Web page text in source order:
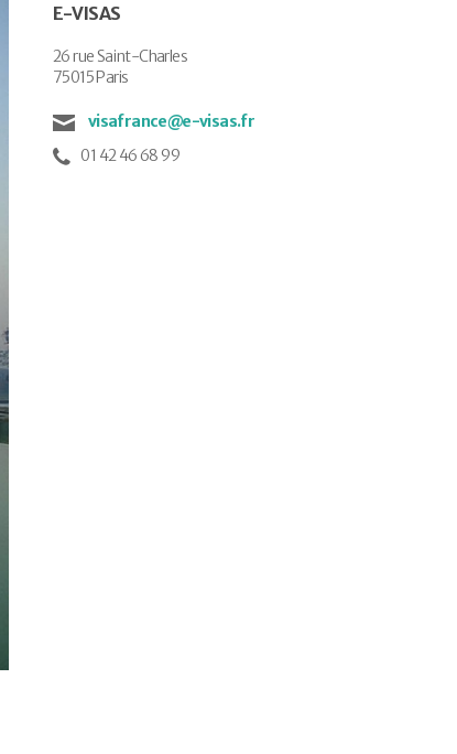
E-VISAS
26 rue Saint-Charles
75015 Paris
visafrance@e-visas.fr
01 42 46 68 99